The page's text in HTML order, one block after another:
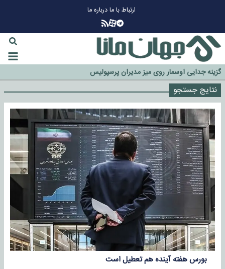
ارتباط با مادرباره ما
چرا طلا دوباره افزایشی شد؟
گزینه جدایی اوسمار روی میز مدیران پرسپولیس
آیا رئیس جمهور آمریکا قانون را دور می‌زند؟
اخراج رسمی چهره نامدار از پرسپولیس
سازمان اطلاعات سپاه: پروژه دولت ترامپ برای مهار چین، روسیه و اروپا شکست
خورد
نتایج جستجو
بورس هفته آینده هم تعطیل است